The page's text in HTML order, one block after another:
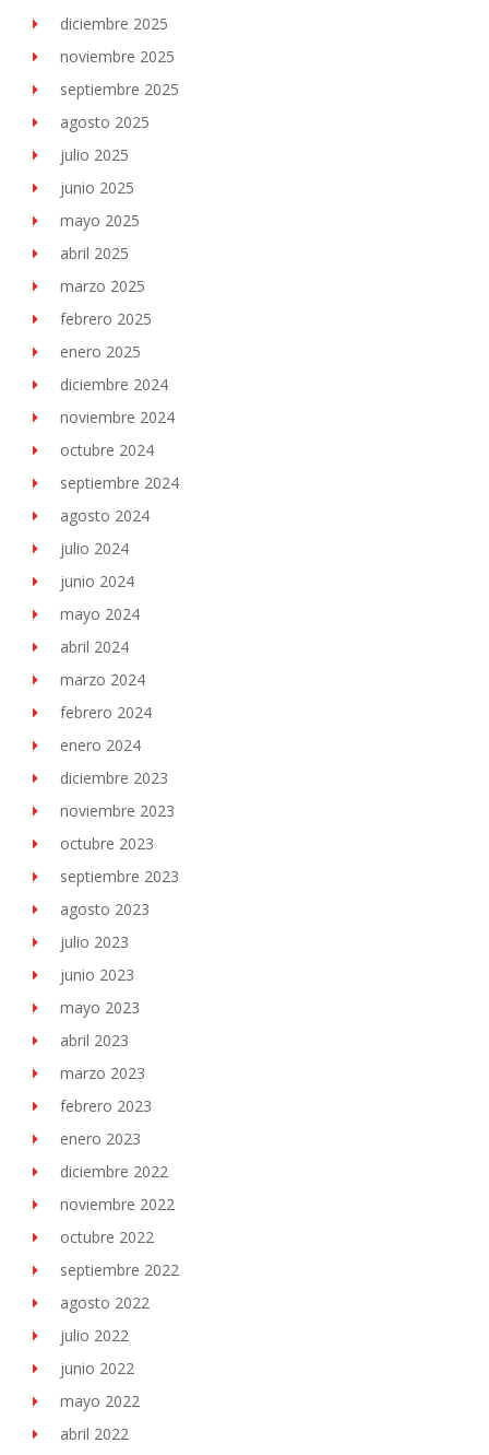
diciembre 2025
noviembre 2025
septiembre 2025
agosto 2025
julio 2025
junio 2025
mayo 2025
abril 2025
marzo 2025
febrero 2025
enero 2025
diciembre 2024
noviembre 2024
octubre 2024
septiembre 2024
agosto 2024
julio 2024
junio 2024
mayo 2024
abril 2024
marzo 2024
febrero 2024
enero 2024
diciembre 2023
noviembre 2023
octubre 2023
septiembre 2023
agosto 2023
julio 2023
junio 2023
mayo 2023
abril 2023
marzo 2023
febrero 2023
enero 2023
diciembre 2022
noviembre 2022
octubre 2022
septiembre 2022
agosto 2022
julio 2022
junio 2022
mayo 2022
abril 2022